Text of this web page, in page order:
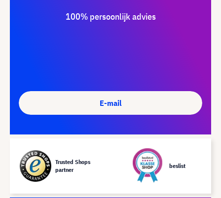
100% persoonlijk advies
E-mail
Trusted Shops
partner
beslist